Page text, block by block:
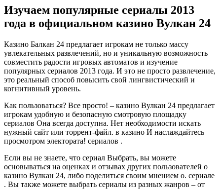
Изучаем популярные сериалы 2013
года в официальном казино Вулкан 24
Казино Балкан 24 предлагает игрокам не только массу
увлекательных развлечений, но и уникальную возможность
совместить радости игровых автоматов и изучение
популярных сериалов 2013 года. И это не просто развлечение,
это реальный способ повысить свой лингвистический и
когнитивный уровень.
Как пользоваться? Все просто! – казино Вулкан 24 предлагает
игрокам удобную и безопасную смотровую площадку
сериалов Она всегда доступна. Нет необходимости искать
нужный сайт или торрент-файл. в казино И наслаждайтесь
просмотром электората! сериалов .
Если вы не знаете, что сериал Выбрать, вы можете
основываться на оценках и отзывах других пользователей о
казино Вулкан 24, либо поделиться своим мнением о. сериале
. Вы также можете выбрать сериалы из разных жанров – от